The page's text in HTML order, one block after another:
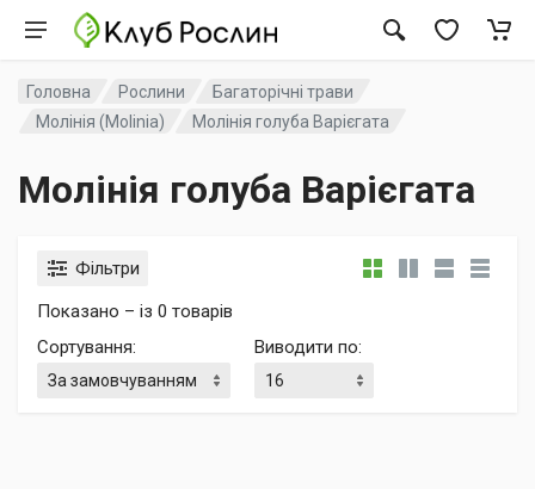
Головна Рослини
Багаторічні трави
Молінія (Molinia)
Молінія голуба Варієгата
Молінія голуба Варієгата
Фільтри
Показано – із 0 товарів
Сортування: Виводити по: